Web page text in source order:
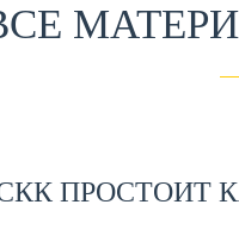
ПРОСТОИТ